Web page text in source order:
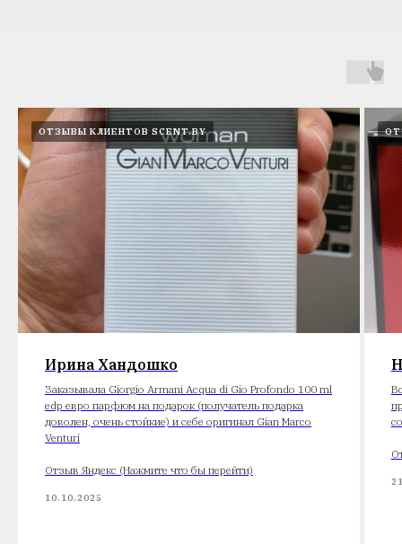
ОТЗЫВЫ КЛИЕНТОВ SCENT.BY
Ирина Хандошко
Заказывала Giorgio Armani Acqua di Gio Profondo 100 ml
edp евро парфюм на подарок (получатель подарка
доволен, очень стойкие) и себе оригинал Gian Marco
Venturi
Отзыв Яндекс (Нажмите что бы перейти)
10.10.2025